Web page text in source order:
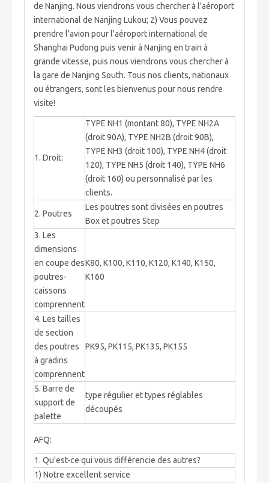
de Nanjing. Nous viendrons vous chercher à l'aéroport
international de Nanjing Lukou; 2) Vous pouvez
prendre l'avion pour l'aéroport international de
Shanghai Pudong puis venir à Nanjing en train à
grande vitesse, puis nous viendrons vous chercher à
la gare de Nanjing South. Tous nos clients, nationaux
ou étrangers, sont les bienvenus pour nous rendre
visite!
1. Droit:
TYPE NH1 (montant 80), TYPE NH2A
(droit 90A), TYPE NH2B (droit 90B),
TYPE NH3 (droit 100), TYPE NH4 (droit
120), TYPE NH5 (droit 140), TYPE NH6
(droit 160) ou personnalisé par les
clients.
2. Poutres
Les poutres sont divisées en poutres
Box et poutres Step
3. Les
dimensions
en coupe des
poutres-
caissons
comprennent
K80, K100, K110, K120, K140, K150,
K160
4. Les tailles
de section
des poutres
à gradins
comprennent
PK95, PK115, PK135, PK155
5. Barre de
support de
palette
type régulier et types réglables
découpés
AFQ:
1. Qu'est-ce qui vous différencie des autres?
1) Notre excellent service